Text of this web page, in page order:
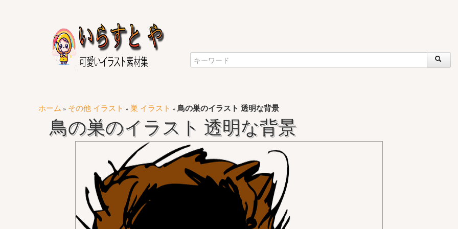
ホーム » その他 イラスト » 巣 イラスト » 鳥の巣のイラスト 透明な背景
鳥の巣のイラスト 透明な背景